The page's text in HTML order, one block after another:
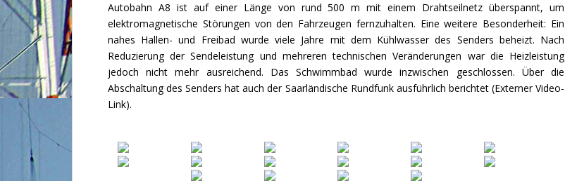
Autobahn A8 ist auf einer Länge von rund 500 m mit einem Drahtseilnetz überspannt, um
elektromagnetische Störungen von den Fahrzeugen fernzuhalten. Eine weitere Besonderheit: Ein
nahes Hallen- und Freibad wurde viele Jahre mit dem Kühlwasser des Senders beheizt. Nach
Reduzierung der Sendeleistung und mehreren technischen Veränderungen war die Heizleistung
jedoch nicht mehr ausreichend. Das Schwimmbad wurde inzwischen geschlossen. Über die
Abschaltung des Senders hat auch der Saarländische Rundfunk ausführlich berichtet (Externer Video-
Link).